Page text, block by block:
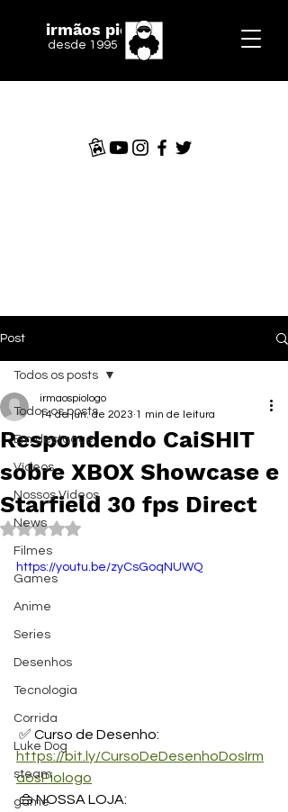
irmãos piologo
desde 1995
Post
Todos os posts
Em destaque
Vídeos
Nossos Vídeos
News
Filmes
Games
Anime
Series
Desenhos
Tecnologia
Corrida
Luke Dog
steam
game
Todos os posts
Respondendo CaiSHIT
sobre XBOX Showcase e
Starfield 30 fps Direct
irmaospiologo
14 de jun. de 2023 1 min de leitura
Avaliado com NaN de 5 estrelas.
https://youtu.be/zyCsGoqNUWQ
✅ Curso de Desenho:
https://bit.ly/CursoDeDesenhoDosIrm
aosPiologo
👜 NOSSA LOJA: